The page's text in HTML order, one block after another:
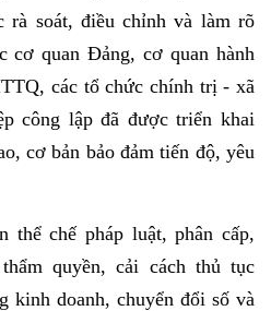
rà soát, điều chỉnh và làm rõ
cơ quan Đảng, cơ quan hành
các tổ chức chính trị - xã
công lập đã được triển khai
cơ bản bảo đảm tiến độ, yêu
thể chế pháp luật, phân cấp,
quyền, cải cách thủ tục
kinh doanh, chuyển đổi số và